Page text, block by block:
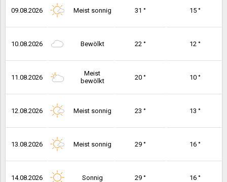
09.08.2026 Meist sonnig 31 ° 15 °
10.08.2026 Bewölkt 22 ° 12 °
11.08.2026
Meist
bewölkt
20 ° 10 °
12.08.2026 Meist sonnig 23 ° 13 °
13.08.2026 Meist sonnig 29 ° 16 °
14.08.2026 Sonnig 29 ° 16 °